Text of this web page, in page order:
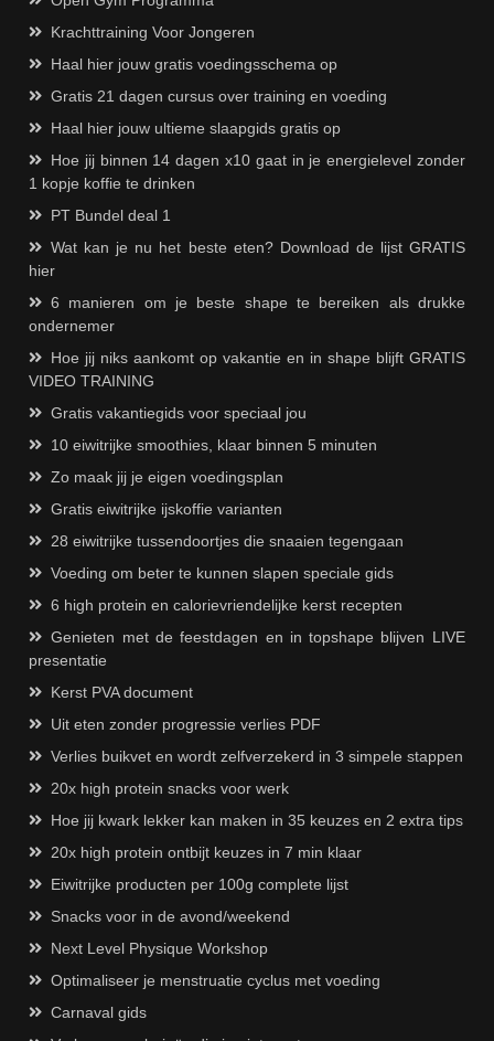
Krachttraining Voor Jongeren
Haal hier jouw gratis voedingsschema op
Gratis 21 dagen cursus over training en voeding
Haal hier jouw ultieme slaapgids gratis op
Hoe jij binnen 14 dagen x10 gaat in je energielevel zonder
1 kopje koffie te drinken
PT Bundel deal 1
Wat kan je nu het beste eten? Download de lijst GRATIS
hier
6 manieren om je beste shape te bereiken als drukke
ondernemer
Hoe jij niks aankomt op vakantie en in shape blijft GRATIS
VIDEO TRAINING
Gratis vakantiegids voor speciaal jou
10 eiwitrijke smoothies, klaar binnen 5 minuten
Zo maak jij je eigen voedingsplan
Gratis eiwitrijke ijskoffie varianten
28 eiwitrijke tussendoortjes die snaaien tegengaan
Voeding om beter te kunnen slapen speciale gids
6 high protein en calorievriendelijke kerst recepten
Genieten met de feestdagen en in topshape blijven LIVE
presentatie
Kerst PVA document
Uit eten zonder progressie verlies PDF
Verlies buikvet en wordt zelfverzekerd in 3 simpele stappen
20x high protein snacks voor werk
Hoe jij kwark lekker kan maken in 35 keuzes en 2 extra tips
20x high protein ontbijt keuzes in 7 min klaar
Eiwitrijke producten per 100g complete lijst
Snacks voor in de avond/weekend
Next Level Physique Workshop
Optimaliseer je menstruatie cyclus met voeding
Carnaval gids